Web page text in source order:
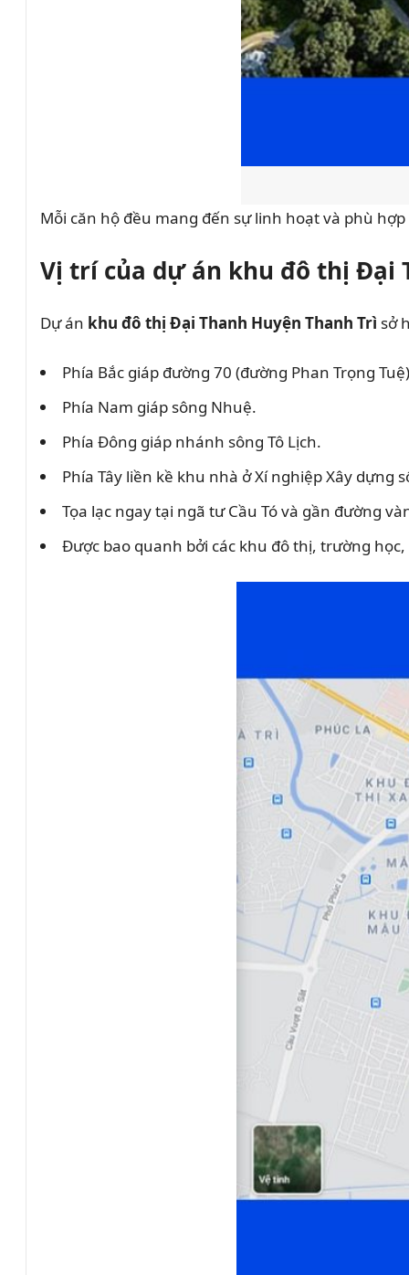
Mỗi căn hộ đều mang đến sự linh hoạt và phù
Vị trí của dự án khu đô thị Đại
Dự án khu đô thị Đại Thanh Huyện Thanh Trì sở
Phía Bắc giáp đường 70 (đường Phan Trọng
Phía Nam giáp sông Nhuệ.
Phía Đông giáp nhánh sông Tô Lịch.
Phía Tây liền kề khu nhà ở Xí nghiệp Xây dựng
Tọa lạc ngay tại ngã tư Cầu Tó và gần đường
Được bao quanh bởi các khu đô thị, trường